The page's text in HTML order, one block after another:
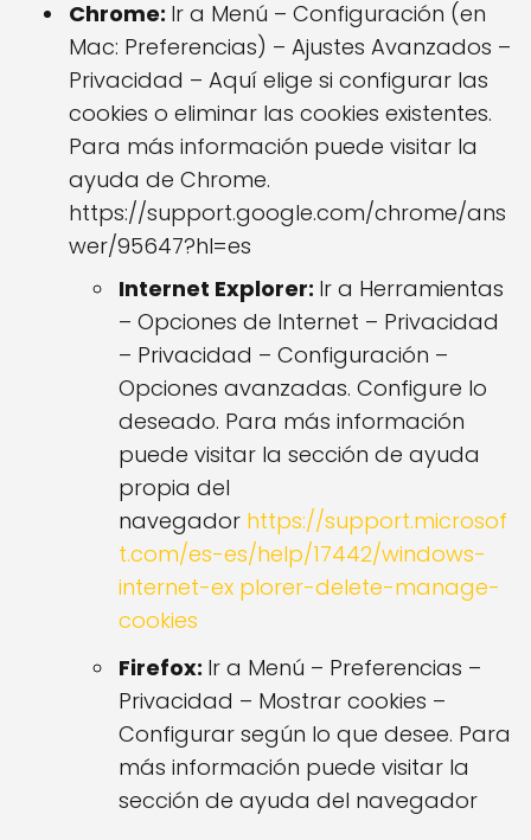
Chrome: Ir a Menú – Configuración (en
Mac: Preferencias) – Ajustes Avanzados –
Privacidad – Aquí elige si configurar las
cookies o eliminar las cookies existentes.
Para más información puede visitar la
ayuda de Chrome.
https://support.google.com/chrome/ans
wer/95647?hl=es
Internet Explorer: Ir a Herramientas
– Opciones de Internet – Privacidad
– Privacidad – Configuración –
Opciones avanzadas. Configure lo
deseado. Para más información
puede visitar la sección de ayuda
propia del
navegador https://support.microsof
t.com/es-es/help/17442/windows-
internet-ex plorer-delete-manage-
cookies
Firefox: Ir a Menú – Preferencias –
Privacidad – Mostrar cookies –
Configurar según lo que desee. Para
más información puede visitar la
sección de ayuda del navegador